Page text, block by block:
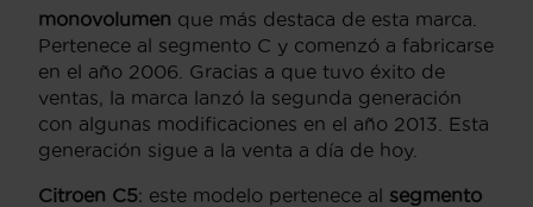
monovolumen que más destaca de esta marca.
Pertenece al segmento C y comenzó a fabricarse
en el año 2006. Gracias a que tuvo éxito de
ventas, la marca lanzó la segunda generación
con algunas modificaciones en el año 2013. Esta
generación sigue a la venta a día de hoy.
Citroen C5: este modelo pertenece al segmento